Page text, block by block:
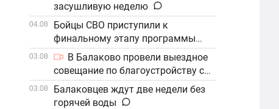
засушливую неделю
04.08
Бойцы СВО приступили к
финальному этапу программы
«Наши Герои»
03.08
В Балаково провели выездное
совещание по благоустройству с
участием компании «ФосАгро»
03.08
Балаковцев ждут две недели без
горячей воды